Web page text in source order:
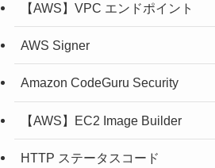
【AWS】VPC エンドポイント
AWS Signer
Amazon CodeGuru Security
【AWS】EC2 Image Builder
HTTP ステータスコード